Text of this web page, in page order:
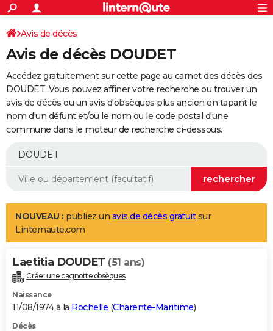
ACTUALITÉS
Politique
Société
Faits Divers
Education
Monde
Villes
+
SPORT
Coupe du monde 2026
Football
Tennis
Cyclisme
Rugby
Forum
Programme TV
TNT
Streaming
Cinéma
Sorties cinéma
Musique
+
FINANCE
Retraite
Epargne
Immobilier
Risques naturels par ville
Banque
Assurance
AUTO
Essais
Réserver un essai
Citadines
Berlines
SUV
Forum auto
+
Mobiles
Meilleur smartphone
Internet
Ordinateurs
Jeux vidéo
Guide high-tech
Aménagement intérieur
LIFESTYLE
Art de vivre
Bien-être
Loisirs
Mode
Modes de vie
Alimentation
Guide de la santé
Maladies
Médicaments
Sommeil
VOYAGE
Destinations
City break
Voyage nature
Voyage de noces
Forum
Climat
+PHOTO
GUIDES D'ACHAT
Avis de décès
Avis de décès DOUDET
Accédez gratuitement sur cette page au carnet des décès des
DOUDET. Vous pouvez affiner votre recherche ou trouver un
avis de décès ou un avis d'obsèques plus ancien en tapant le
nom d'un défunt et/ou le nom ou le code postal d'une
commune dans le moteur de recherche ci-dessous.
NOUVEAU : publiez un avis de décès gratuitsur
Linternaute.com
Laetitia DOUDET (51 ans)
Créer une cagnotte obsèques
Naissance
11/08/1974 à la Rochelle (Charente-Maritime)
Décès